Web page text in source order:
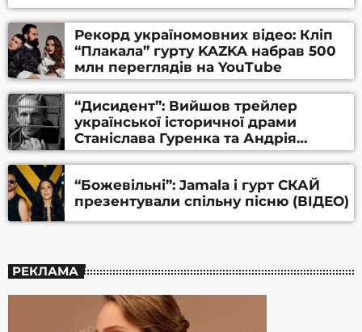
Рекорд україномовних відео: Кліп
“Плакала” гурту KAZKA набрав 500
млн переглядів на YouTube
“Дисидент”: Вийшов трейлер
української історичної драми
Станіслава Гуренка та Андрія
Алфьорова (ВІДЕО)
“Божевільні”: Jamala і гурт СКАЙ
презентували спільну пісню (ВІДЕО)
РЕКЛАМА